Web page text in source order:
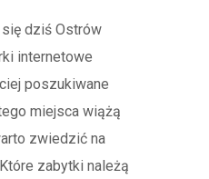
dziś Ostrów
internetowe
poszukiwane
miejsca wiążą
zwiedzić na
zabytki należą